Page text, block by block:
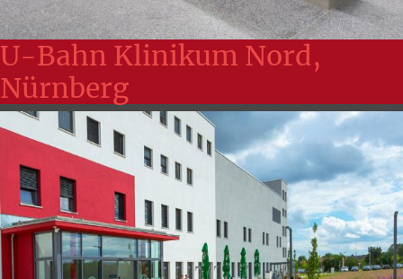
U-Bahn Klinikum Nord,
Nürnberg